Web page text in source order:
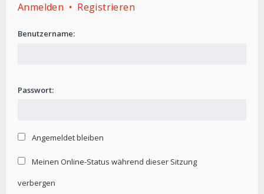
Anmelden • Registrieren
Benutzername:
Passwort:
Angemeldet bleiben
Meinen Online-Status während dieser Sitzung
verbergen